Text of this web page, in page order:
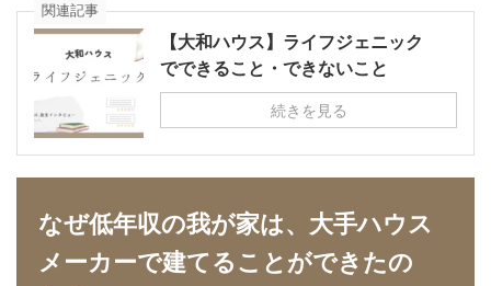
関連記事
【大和ハウス】ライフジェニック
でできること・できないこと
続きを見る
なぜ低年収の我が家は、大手ハウス
メーカーで建てることができたの